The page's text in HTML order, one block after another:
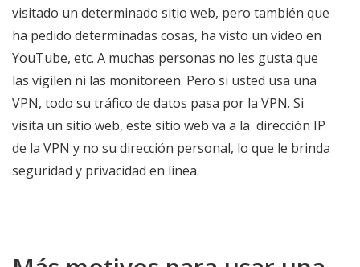
visitado un determinado sitio web, pero también que
ha pedido determinadas cosas, ha visto un vídeo en
YouTube, etc. A muchas personas no les gusta que
las vigilen ni las monitoreen. Pero si usted usa una
VPN, todo su tráfico de datos pasa por la VPN. Si
visita un sitio web, este sitio web va a la dirección IP
de la VPN y no su dirección personal, lo que le brinda
seguridad y privacidad en línea.